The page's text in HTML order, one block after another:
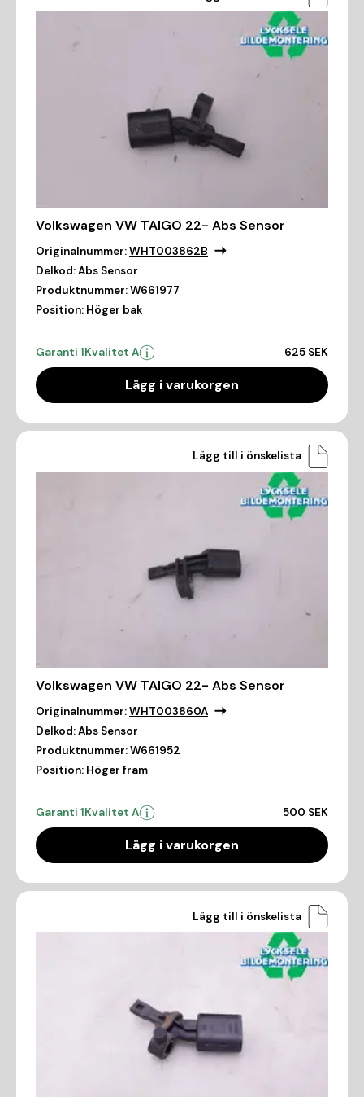
Volkswagen VW TAIGO 22- Abs Sensor
Originalnummer:WHT003862B
Delkod:Abs Sensor
Produktnummer:W661977
Position: Höger bak
Garanti 1Kvalitet A 625 SEK
Lägg i varukorgen
Lägg till i önskelista
Volkswagen VW TAIGO 22- Abs Sensor
Originalnummer:WHT003860A
Delkod:Abs Sensor
Produktnummer:W661952
Position: Höger fram
Garanti 1Kvalitet A 500 SEK
Lägg i varukorgen
Lägg till i önskelista